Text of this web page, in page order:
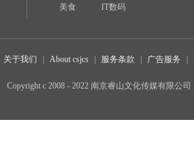
美食 IT数码
关于我们 | About csjcs | 服务条款 | 广告服务 |
Copyright c 2008 - 2022 南京睿山文化传媒有限公司